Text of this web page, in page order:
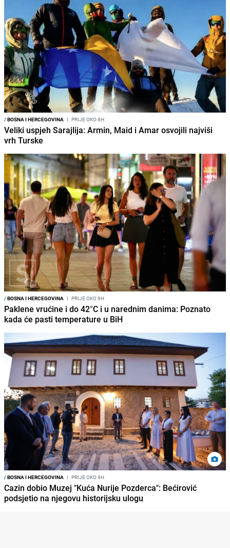
/BOSNA I HERCEGOVINA I PRIJE OKO 8H
Veliki uspjeh Sarajlija: Armin, Maid i Amar osvojili najviši
vrh Turske
/BOSNA I HERCEGOVINA I PRIJE OKO 9H
Paklene vrućine i do 42°C i u narednim danima: Poznato
kada će pasti temperature u BiH
/BOSNA I HERCEGOVINA I PRIJE OKO 9H
Cazin dobio Muzej "Kuća Nurije Pozderca": Bećirović
podsjetio na njegovu historijsku ulogu